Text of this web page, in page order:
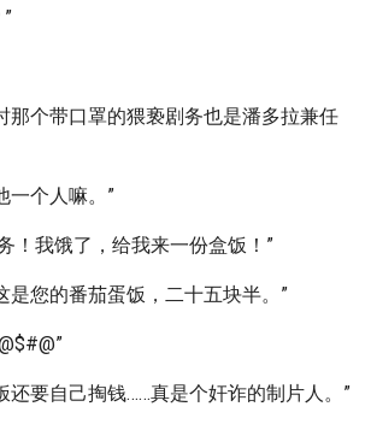
那个带口罩的猥亵剧务也是潘多拉兼任
一个人嘛。”
！我饿了，给我来一份盒饭！”
是您的番茄蛋饭，二十五块半。”
还要自己掏钱……真是个奸诈的制片人。”